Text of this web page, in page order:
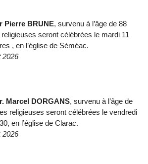
Pierre BRUNE, survenu à l’âge de 88
seront célébrées le mardi 11
, en l’église de Séméac.
2026
Marcel DORGANS, survenu à l’âge de
religieuses seront célébrées le vendredi
en l’église de Clarac.
2026